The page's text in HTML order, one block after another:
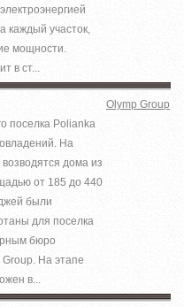
каждый участок,
мощности.
в ст...
поселка Polianka
На
возводятся дома из
от 185 до 440
были
для поселка
бюро
На этапе
в...
Olymp Group